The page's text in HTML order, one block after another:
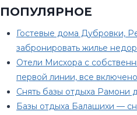
ПОПУЛЯРНОЕ
Гостевые дома Дубровки,
забронировать жилье
Отели Мисхора с
первой линии, все включено
Снять базы отдыха
Базы отдыха Балашихи —